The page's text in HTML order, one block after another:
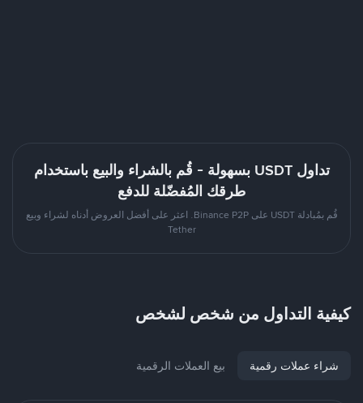
تداول USDT بسهولة - قُم بالشراء والبيع باستخدام
طرقك المُفضّلة للدفع
قُم بمُبادلة USDT على Binance P2P. اعثر على أفضل العروض أدناه لشراء وبيع
Tether
كيفية التداول من شخص لشخص
شراء عملات رقمية بيع العملات الرقمية